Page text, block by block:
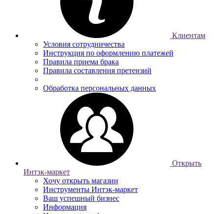
Клиентам
Условия сотрудничества
Инструкция по оформлению платежей
Правила приема брака
Правила составления претензий
Обработка персональных данных
Открыть
Интэк-маркет
Хочу открыть магазин
Инструменты Интэк-маркет
Ваш успешный бизнес
Информация